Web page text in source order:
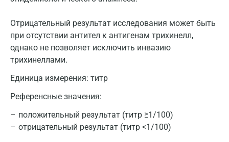
Отрицательный результат исследования может быть
при отсутствии антител к антигенам трихинелл,
однако не позволяет исключить инвазию
трихинеллами.
Единица измерения: титр
Референсные значения:
положительный результат (титр ≥1/100)
отрицательный результат (титр <1/100)